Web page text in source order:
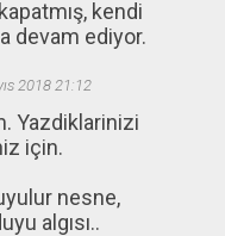
kendi
devam ediyor.
2018 21:12
Yazdiklarinizi
için.
nesne,
algısı..